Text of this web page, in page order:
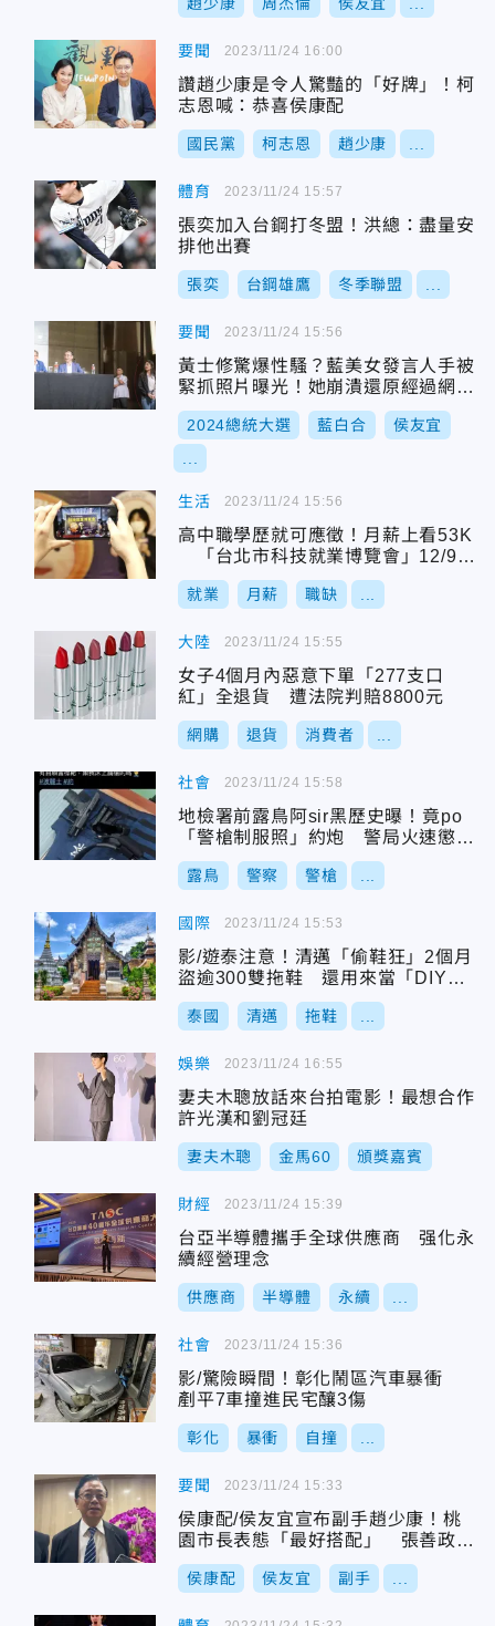
要聞
讚趙少康是令人驚豔的「好牌」！柯
志恩喊：恭喜侯康配
國民黨 柯志恩 趙少康
2023/11/24 16:00
體育
張奕加入台鋼打冬盟！洪總：盡量安
排他出賽
張奕 台鋼雄鷹 冬季聯盟
2023/11/24 15:57
要聞
黃士修驚爆性騷？藍美女發言人手被
緊抓照片曝光！她崩潰還原經過網心
疼
2024總統大選 藍白合 侯友宜
2023/11/24 15:56
生活
高中職學歷就可應徵！月薪上看53K
「台北市科技就業博覽會」12/9登
場
就業 月薪 職缺
2023/11/24 15:56
大陸
女子4個月內惡意下單「277支口
紅」全退貨 遭法院判賠8800元
網購 退貨 消費者
2023/11/24 15:55
社會
地檢署前露鳥阿sir黑歷史曝！竟po
「警槍制服照」約炮 警局火速懲處
法辦
露鳥 警察 警槍
2023/11/24 15:58
國際
影/遊泰注意！清邁「偷鞋狂」2個月
盜逾300雙拖鞋 還用來當「DIY神
器」
泰國 清邁 拖鞋
2023/11/24 15:53
娛樂
妻夫木聰放話來台拍電影！最想合作
許光漢和劉冠廷
妻夫木聰 金馬60 頒獎嘉賓
2023/11/24 16:55
財經
台亞半導體攜手全球供應商 强化永
續經營理念
供應商 半導體 永續
2023/11/24 15:39
社會
影/驚險瞬間！彰化鬧區汽車暴衝
剷平7車撞進民宅釀3傷
彰化 暴衝 自撞
2023/11/24 15:36
要聞
侯康配/侯友宜宣布副手趙少康！桃
園市長表態「最好搭配」 張善政曝
關鍵理由
侯康配 侯友宜 副手
2023/11/24 15:33